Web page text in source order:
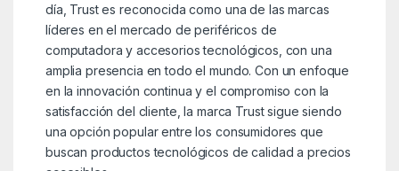
día, Trust es reconocida como una de las marcas
líderes en el mercado de periféricos de
computadora y accesorios tecnológicos, con una
amplia presencia en todo el mundo. Con un enfoque
en la innovación continua y el compromiso con la
satisfacción del cliente, la marca Trust sigue siendo
una opción popular entre los consumidores que
buscan productos tecnológicos de calidad a precios